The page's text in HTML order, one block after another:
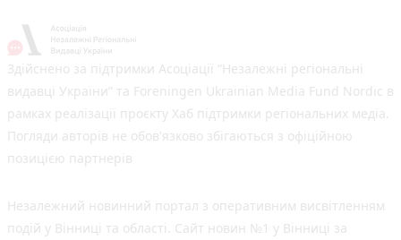
Здійснено за підтримки Асоціації “Незалежні регіональні
видавці України” та Foreningen Ukrainian Media Fund Nordic в
рамках реалізації проєкту Хаб підтримки регіональних медіа.
Погляди авторів не обов'язково збігаються з офіційною
позицією партнерів
Незалежний новинний портал з оперативним висвітленням
подій у Вінниці та області. Сайт новин №1 у Вінниці за